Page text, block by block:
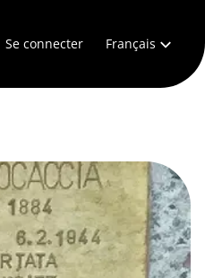
Se connecter Français